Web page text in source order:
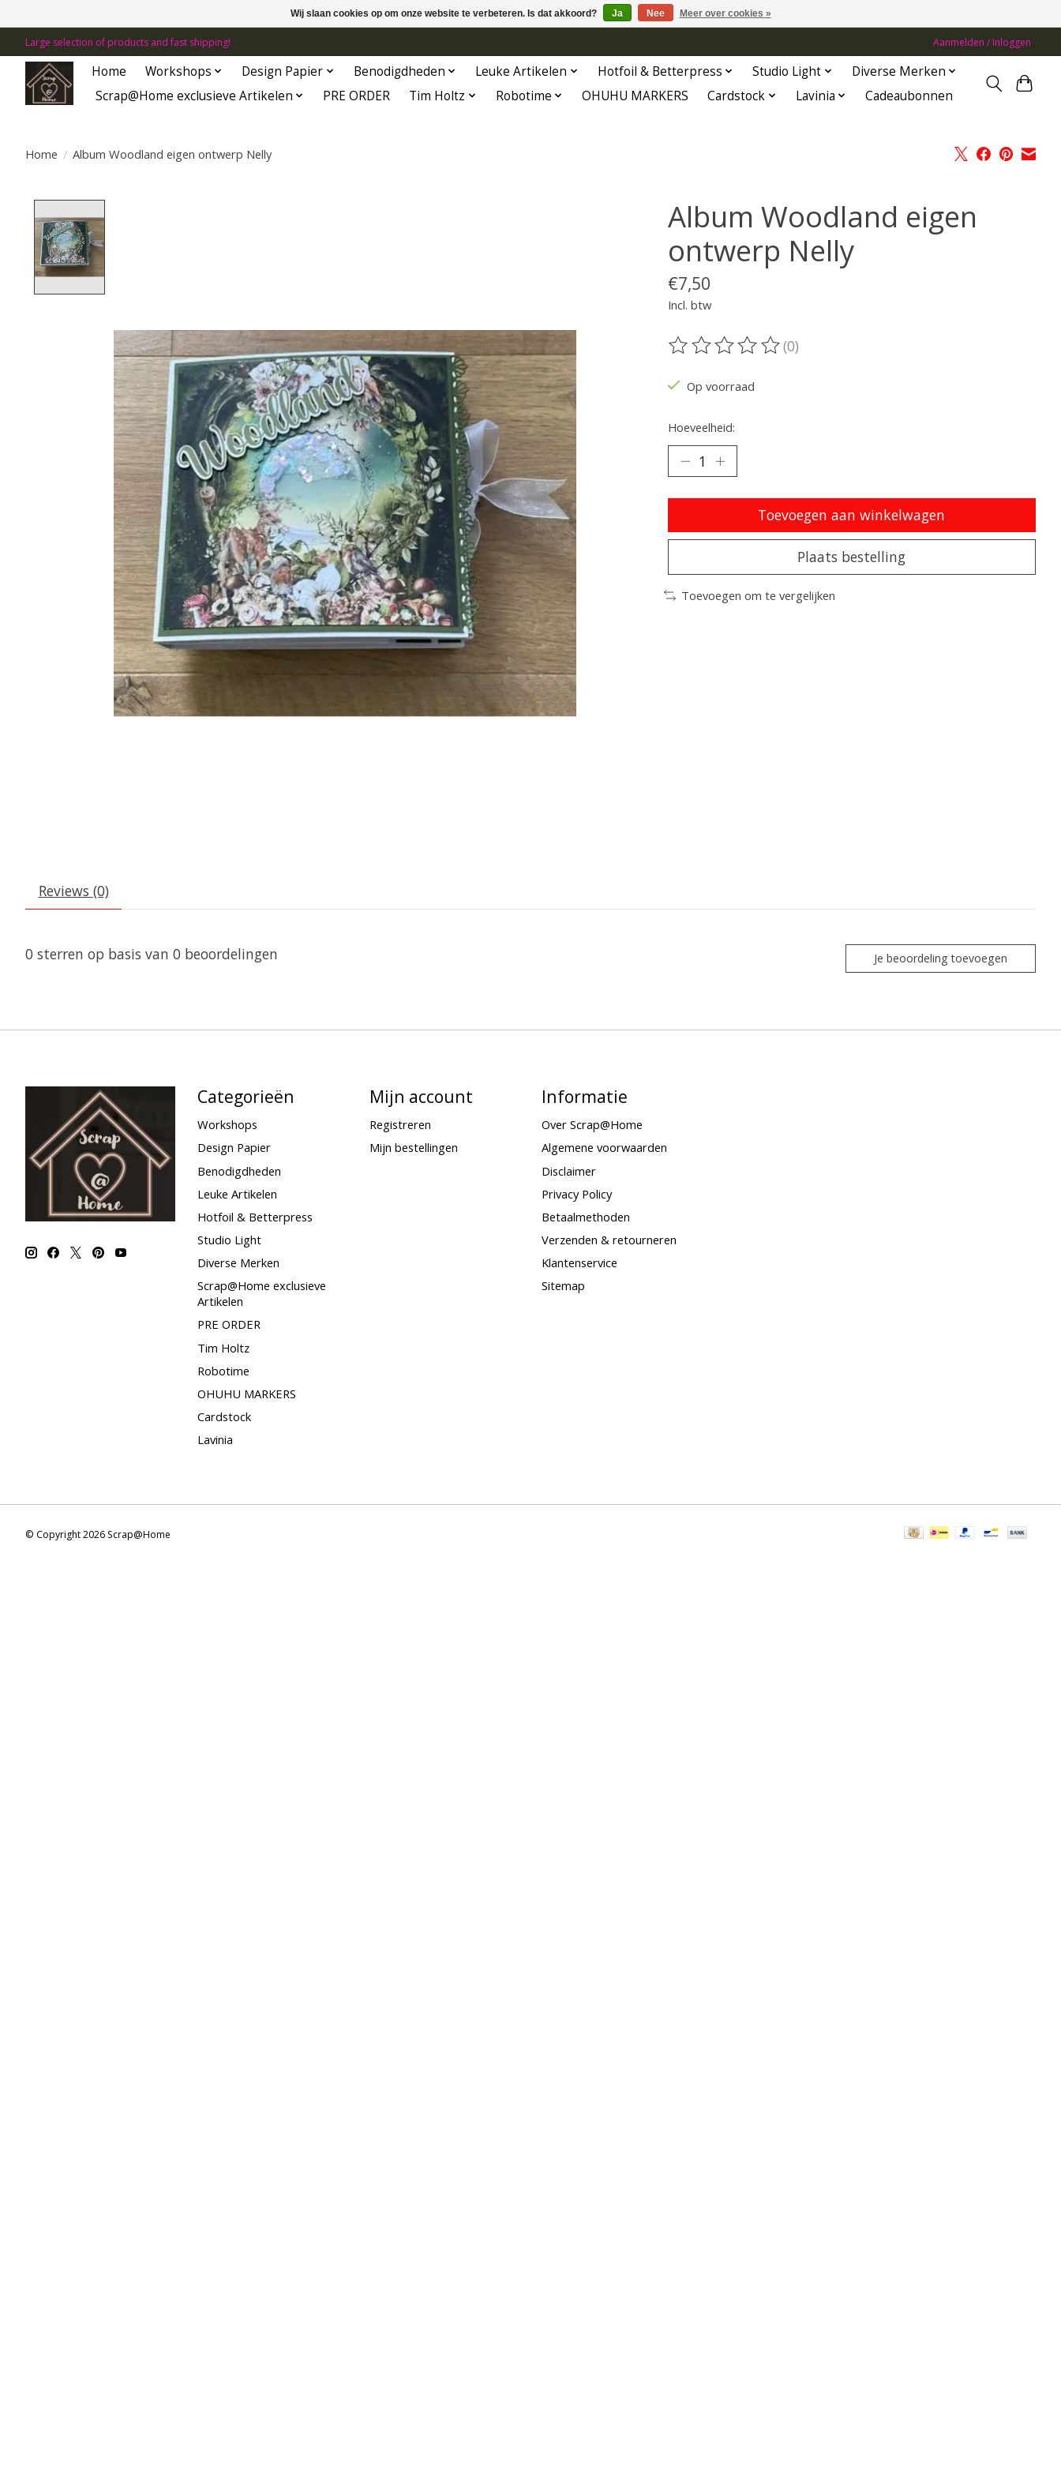
Large selection of products and fast shipping! Aanmelden / Inloggen
Home Workshops Design Papier Benodigdheden Leuke Artikelen Hotfoil & Betterpress Studio Light
Diverse Merken
Scrap@Home exclusieve Artikelen
PRE ORDER Tim Holtz Robotime OHUHU MARKERS Cardstock Lavinia Cadeaubonnen
Home / Album Woodland eigen ontwerp Nelly
Album Woodland eigen
ontwerp Nelly
€7,50
Incl. btw
De beoordeling van dit product is
(0)
Op voorraad
Hoeveelheid:
Toevoegen aan winkelwagen
Plaats bestelling
Toevoegen om te vergelijken
Reviews (0)
0 sterren op basis van 0 beoordelingen Je beoordeling toevoegen
Categorieën
Workshops
Design Papier
Benodigdheden
Leuke Artikelen
Hotfoil & Betterpress
Studio Light
Diverse Merken
Scrap@Home exclusieve
Artikelen
PRE ORDER
Tim Holtz
Robotime
OHUHU MARKERS
Cardstock
Lavinia
Mijn account
Registreren
Mijn bestellingen
Informatie
Over Scrap@Home
Algemene voorwaarden
Disclaimer
Privacy Policy
Betaalmethoden
Verzenden & retourneren
Klantenservice
Sitemap
© Copyright 2026 Scrap@Home
Wij slaan cookies op om onze website te verbeteren. Is dat akkoord? Ja Nee Meer over cookies »